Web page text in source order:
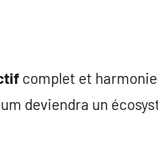
complet et
deviendra un